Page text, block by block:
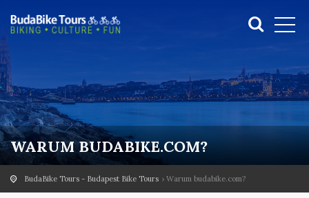
WARUM BUDABIKE.COM?
BudaBike Tours - Budapest Bike Tours Warum budabike.com?